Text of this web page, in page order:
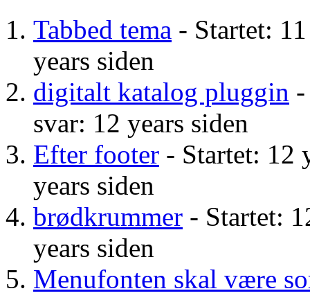
Tabbed tema - Startet:
years siden
digitalt katalog pluggin
svar: 12 years siden
Efter footer - Startet: 12
years siden
brødkrummer - Startet:
years siden
Menufonten skal være